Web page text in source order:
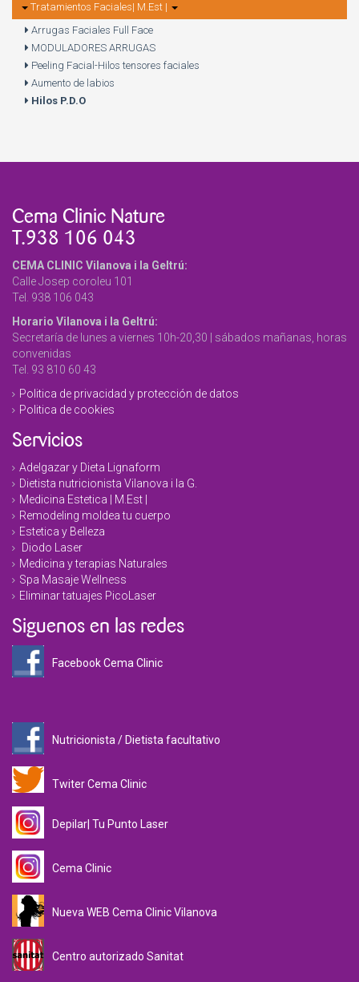
Tratamientos Faciales| M.Est |
Arrugas Faciales Full Face
MODULADORES ARRUGAS
Peeling Facial-Hilos tensores faciales
Aumento de labios
Hilos P.D.O
Cema Clinic Nature
T.938 106 043
CEMA CLINIC Vilanova i la Geltrú:
Calle Josep coroleu 101
Tel. 938 106 043
Horario Vilanova i la Geltrú:
Secretaría de lunes a viernes 10h-20,30 | sábados mañanas, horas
convenidas
Tel. 93 810 60 43
Politica de privacidad y protección de datos
Politica de cookies
Servicios
Adelgazar y Dieta Lignaform
Dietista nutricionista Vilanova i la G.
Medicina Estetica | M.Est |
Remodeling moldea tu cuerpo
Estetica y Belleza
Diodo Laser
Medicina y terapias Naturales
Spa Masaje Wellness
Eliminar tatuajes PicoLaser
Siguenos en las redes
Facebook Cema Clinic
Nutricionista / Dietista facultativo
Twiter Cema Clinic
Depilar| Tu Punto Laser
Cema Clinic
Nueva WEB Cema Clinic Vilanova
Centro autorizado Sanitat